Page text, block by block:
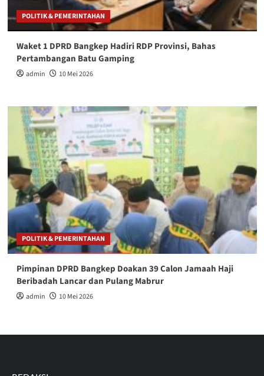
POLITIK & PEMERINTAHAN
Waket 1 DPRD Bangkep Hadiri RDP Provinsi, Bahas
Pertambangan Batu Gamping
admin 10 Mei 2026
POLITIK & PEMERINTAHAN
Pimpinan DPRD Bangkep Doakan 39 Calon Jamaah Haji
Beribadah Lancar dan Pulang Mabrur
admin 10 Mei 2026